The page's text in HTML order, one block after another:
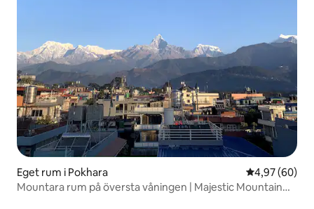
Eget rum i Pokhara 4,97 av 5 i
4,97 (60)
Mountara rum på översta våningen | Majestic Mountain